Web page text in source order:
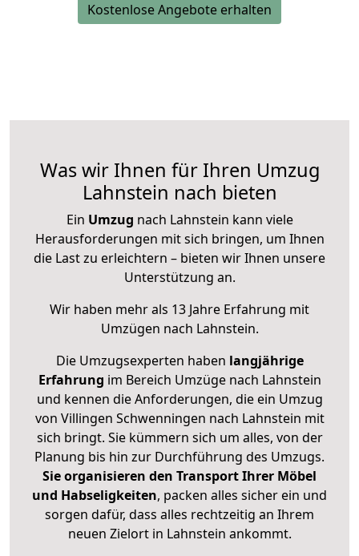
Kostenlose Angebote erhalten
Was wir Ihnen für Ihren Umzug
Lahnstein nach bieten
Ein Umzug nach Lahnstein kann viele
Herausforderungen mit sich bringen, um Ihnen
die Last zu erleichtern – bieten wir Ihnen unsere
Unterstützung an.
Wir haben mehr als 13 Jahre Erfahrung mit
Umzügen nach Lahnstein.
Die Umzugsexperten haben langjährige
Erfahrung im Bereich Umzüge nach Lahnstein
und kennen die Anforderungen, die ein Umzug
von Villingen Schwenningen nach Lahnstein mit
sich bringt. Sie kümmern sich um alles, von der
Planung bis hin zur Durchführung des Umzugs.
Sie organisieren den Transport Ihrer Möbel
und Habseligkeiten, packen alles sicher ein und
sorgen dafür, dass alles rechtzeitig an Ihrem
neuen Zielort in Lahnstein ankommt.